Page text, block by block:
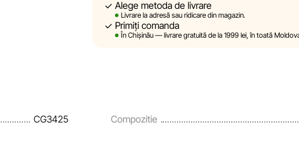
Sportlandia își rezervă dreptul de a modifica, în
prealabilă, descrierile, caracteristicile și
site sunt simulate și au un caracter pur ilustrativ.
Alege metoda de livrare
Livrare la adresă sau ridicare din magazin.
Primiți comanda
În Chișinău — livrare gratuită de la 1999 lei, în toată
CG3425 Compozitie